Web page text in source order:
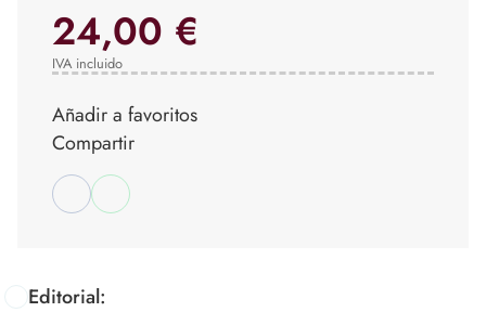
Editorial:
24,00 €
IVA incluido
Añadir a favoritos
Compartir